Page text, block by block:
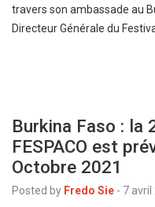
travers son ambassade au
Directeur Générale du
Burkina Faso : la
FESPACO est
Octobre 2021
Posted by Fredo Sie - 7 avril